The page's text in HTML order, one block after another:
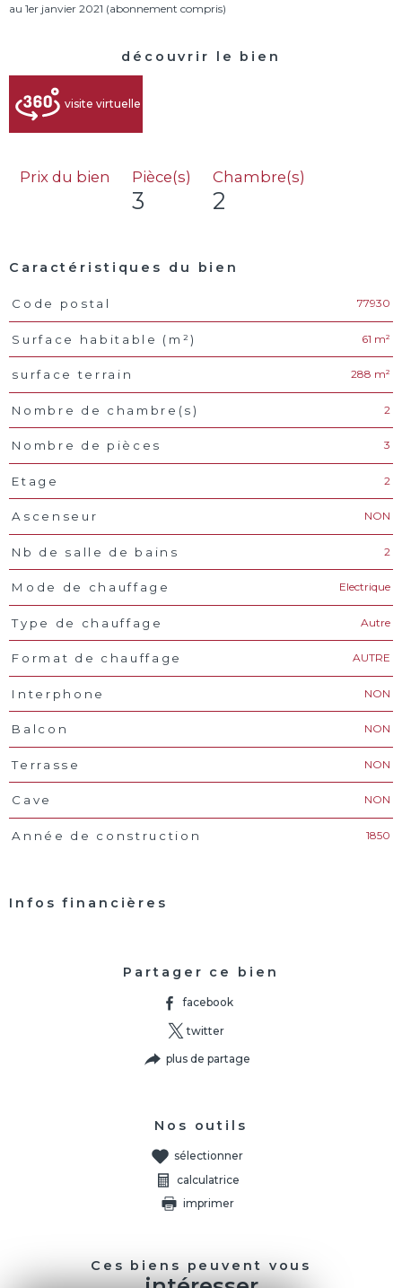
découvrir le bien
visite virtuelle
Prix du bien Pièce(s)
3
Chambre(s)
2
Caractéristiques du bien
Caractéristiques Valeurs
Code postal 77930
Surface habitable (m²) 61 m²
surface terrain 288 m²
Nombre de chambre(s) 2
Nombre de pièces 3
Etage 2
Ascenseur NON
Nb de salle de bains 2
Mode de chauffage Electrique
Type de chauffage Autre
Format de chauffage AUTRE
Interphone NON
Balcon NON
Terrasse NON
Cave NON
Année de construction 1850
Infos financières
Partager ce bien
facebook
twitter
plus de partage
Nos outils
sélectionner
calculatrice
imprimer
Ces biens peuvent vous